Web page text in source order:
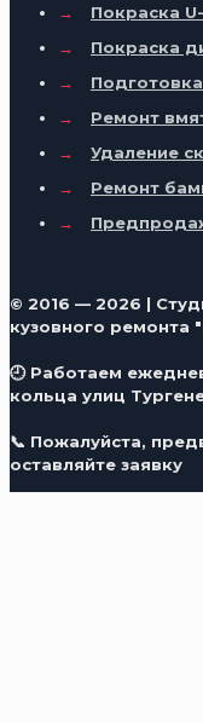
→
Покраска
→
Покраска
→
→
Ремонт
→
Удаление
→
Ремонт
→
© 2016 — 2026 |
кузовного ремонта
🕘 Работаем
кольца улиц
📞 Пожалуйста,
оставляйте заявку